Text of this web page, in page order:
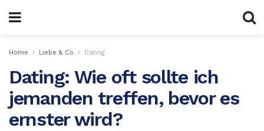
Home Liebe & Co Dating
Dating: Wie oft sollte ich
jemanden treffen, bevor es
ernster wird?